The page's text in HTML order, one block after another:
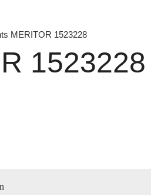
MERITOR 1523228
1523228